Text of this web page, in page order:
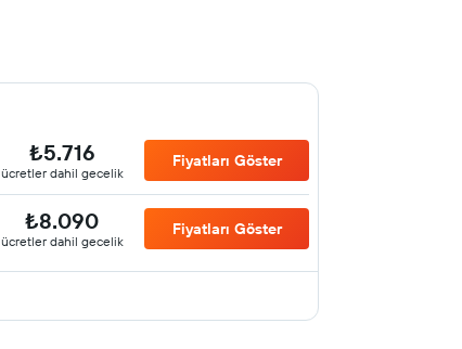
₺5.716
ücretler dahil gecelik
Fiyatları Göster
₺8.090
ücretler dahil gecelik
Fiyatları Göster